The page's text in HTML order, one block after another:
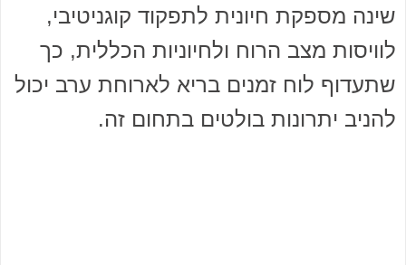
שינה מספקת חיונית לתפקוד קוגניטיבי,
לוויסות מצב הרוח ולחיוניות הכללית, כך
שתעדוף לוח זמנים בריא לארוחת ערב יכול
להניב יתרונות בולטים בתחום זה.